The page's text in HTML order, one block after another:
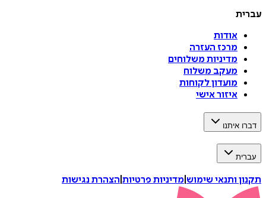
עברית
אודות
מרכז העזרה
מדיניות משלוחים
מעקב משלוח
מועדון לקוחות
איזור אישי
דברו איתנו
עברית
תקנון ותנאי שימוש מדיניות פרטיות הצהרת נגישות